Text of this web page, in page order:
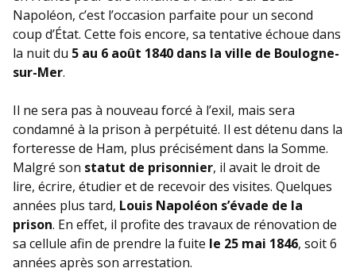
Napoléon, c’est l’occasion parfaite pour un second
coup d’État. Cette fois encore, sa tentative échoue dans
la nuit du 5 au 6 août 1840 dans la ville de Boulogne-
sur-Mer.
Il ne sera pas à nouveau forcé à l’exil, mais sera
condamné à la prison à perpétuité. Il est détenu dans la
forteresse de Ham, plus précisément dans la Somme.
Malgré son statut de prisonnier, il avait le droit de
lire, écrire, étudier et de recevoir des visites. Quelques
années plus tard, Louis Napoléon s’évade de la
prison. En effet, il profite des travaux de rénovation de
sa cellule afin de prendre la fuite le 25 mai 1846, soit 6
années après son arrestation.